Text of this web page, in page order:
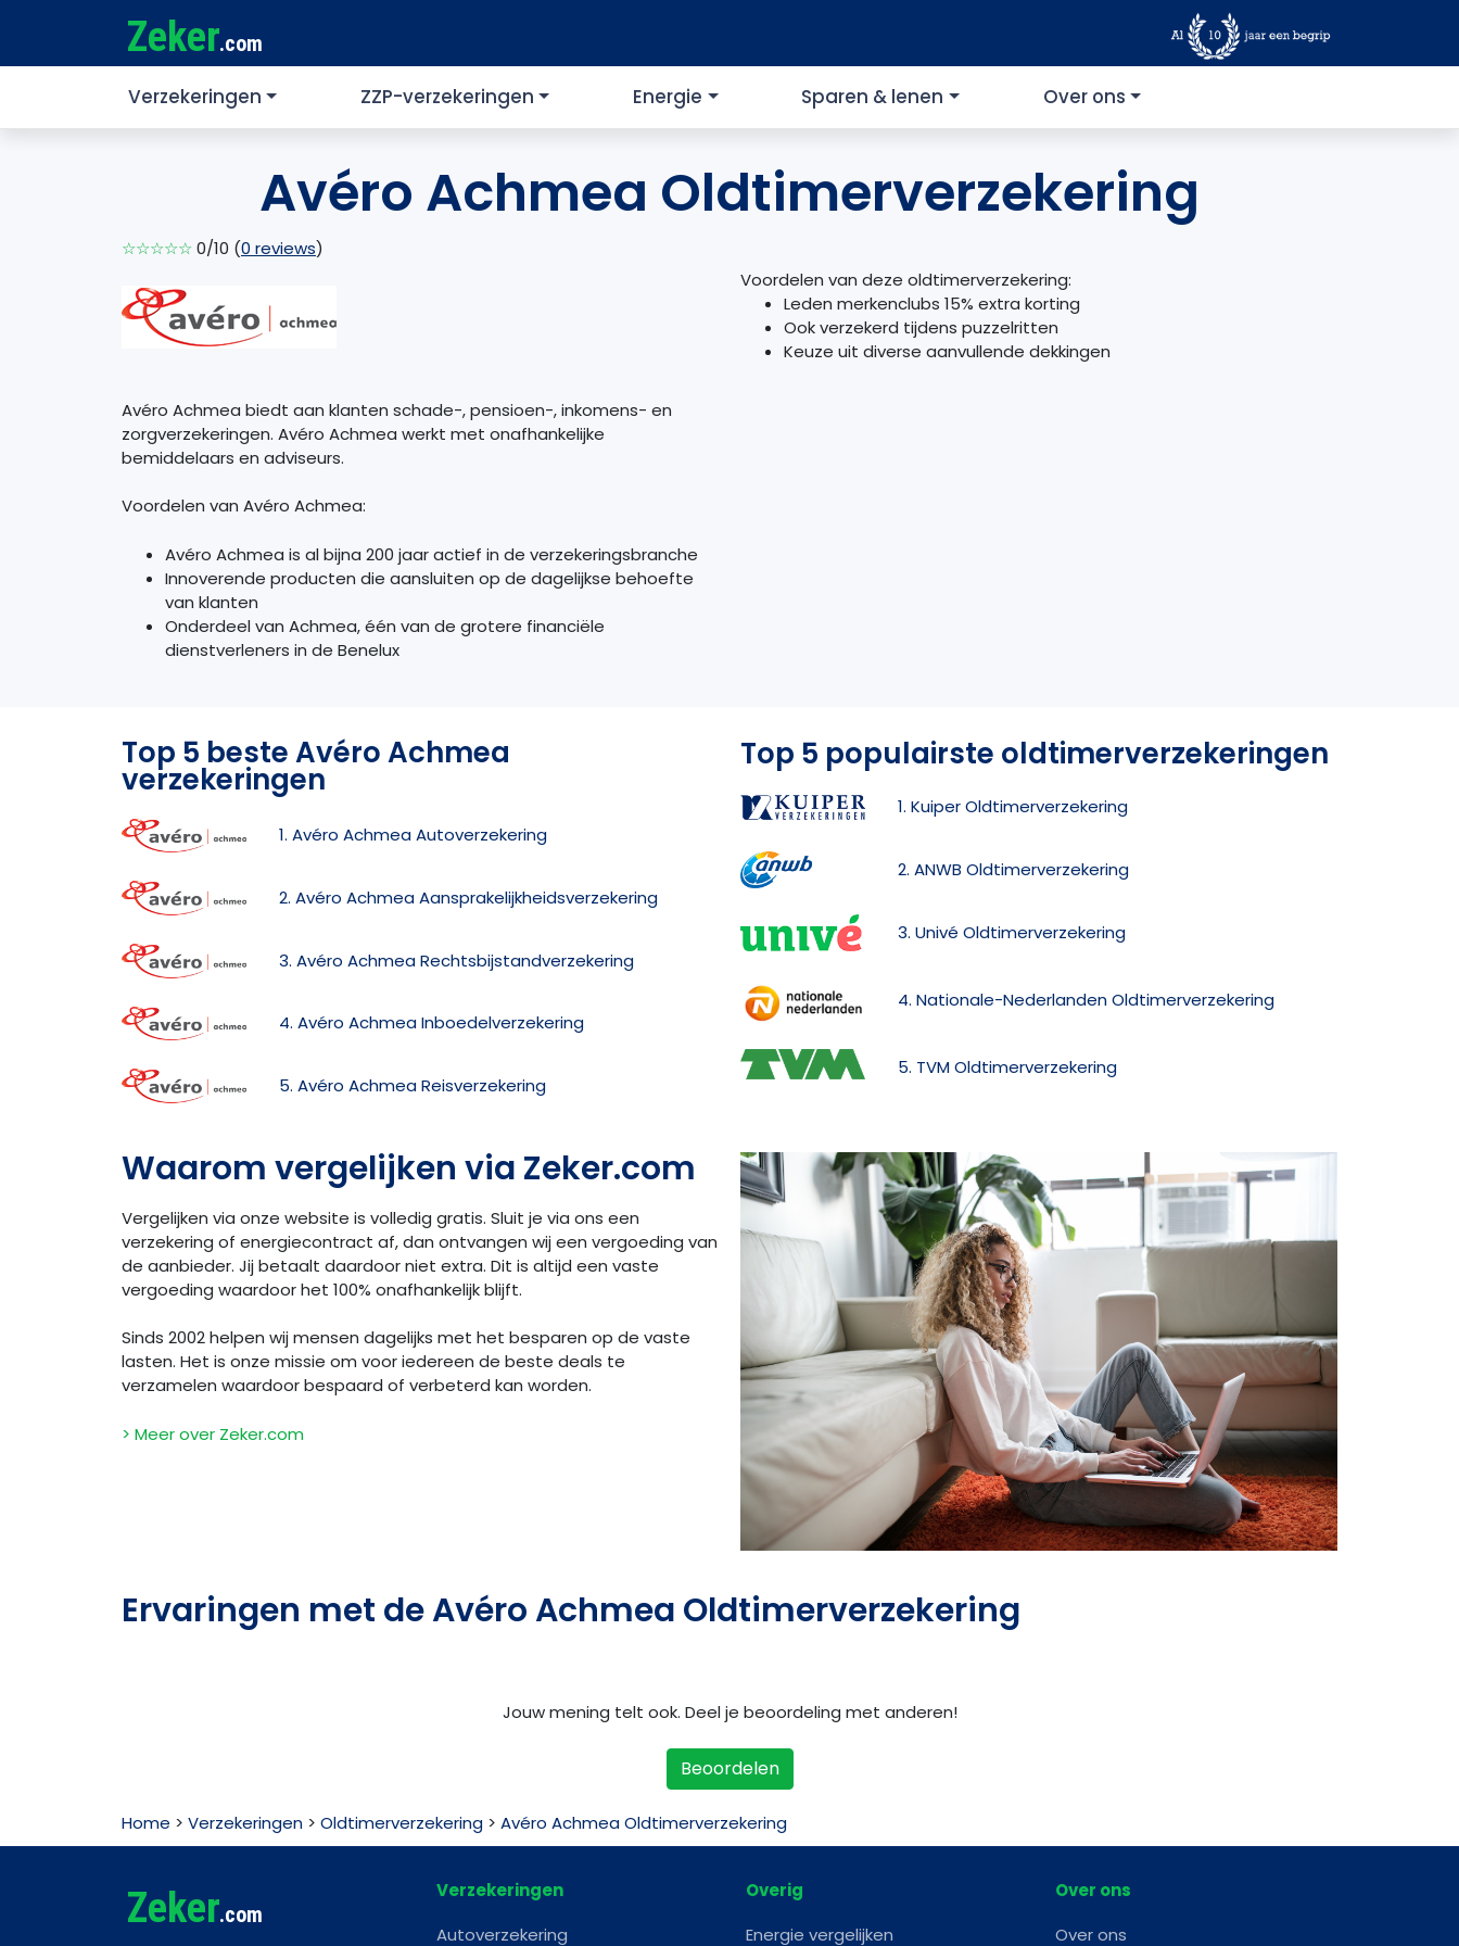
Zeker.com
Verzekeringen ZZP-verzekeringen Energie Sparen & lenen Over ons
Avéro Achmea Oldtimerverzekering
☆☆☆☆☆ 0/10 (0 reviews)
Avéro Achmea biedt aan klanten schade-, pensioen-, inkomens- en
zorgverzekeringen. Avéro Achmea werkt met onafhankelijke
bemiddelaars en adviseurs.
Voordelen van Avéro Achmea:
Avéro Achmea is al bijna 200 jaar actief in de verzekeringsbranche
Innoverende producten die aansluiten op de dagelijkse behoefte
van klanten
Onderdeel van Achmea, één van de grotere financiële
dienstverleners in de Benelux
Voordelen van deze oldtimerverzekering:
Leden merkenclubs 15% extra korting
Ook verzekerd tijdens puzzelritten
Keuze uit diverse aanvullende dekkingen
Top 5 beste Avéro Achmea
verzekeringen
1. Avéro Achmea Autoverzekering
2. Avéro Achmea Aansprakelijkheidsverzekering
3. Avéro Achmea Rechtsbijstandverzekering
4. Avéro Achmea Inboedelverzekering
5. Avéro Achmea Reisverzekering
Top 5 populairste oldtimerverzekeringen
1. Kuiper Oldtimerverzekering
2. ANWB Oldtimerverzekering
3. Univé Oldtimerverzekering
4. Nationale-Nederlanden Oldtimerverzekering
5. TVM Oldtimerverzekering
Waarom vergelijken via Zeker.com
Vergelijken via onze website is volledig gratis. Sluit je via ons een
verzekering of energiecontract af, dan ontvangen wij een vergoeding van
de aanbieder. Jij betaalt daardoor niet extra. Dit is altijd een vaste
vergoeding waardoor het 100% onafhankelijk blijft.
Sinds 2002 helpen wij mensen dagelijks met het besparen op de vaste
lasten. Het is onze missie om voor iedereen de beste deals te
verzamelen waardoor bespaard of verbeterd kan worden.
> Meer over Zeker.com
Ervaringen met de Avéro Achmea Oldtimerverzekering
Jouw mening telt ook. Deel je beoordeling met anderen!
Beoordelen
Home > Verzekeringen > Oldtimerverzekering > Avéro Achmea Oldtimerverzekering
Zeker.com
Verzekeringen
Autoverzekering
Overig
Energie vergelijken
Over ons
Over ons